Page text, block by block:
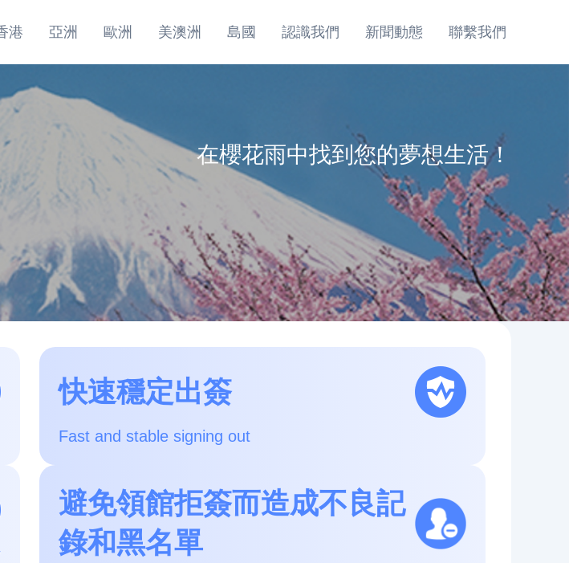
港 亞洲 歐洲 美澳洲 島國 認識我們 新聞動態 聯繫我們
在櫻花雨中找到您的夢想生活！
快速穩定出簽
Fast and stable signing out
避免領館拒簽而造成不良記
錄和黑名單